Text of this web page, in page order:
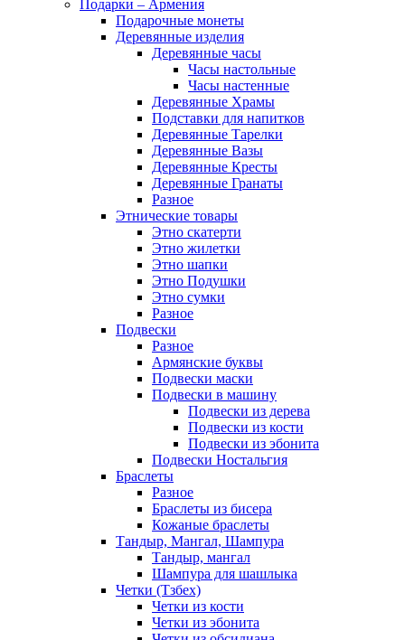
Подарки – Армения
Подарочные монеты
Деревянные изделия
Деревянные часы
Часы настольные
Часы настенные
Деревянные Храмы
Подставки для напитков
Деревянные Тарелки
Деревянные Вазы
Деревянные Кресты
Деревянные Гранаты
Разное
Этнические товары
Этно скатерти
Этно жилетки
Этно шапки
Этно Подушки
Этно сумки
Разное
Подвески
Разное
Армянские буквы
Подвески маски
Подвески в машину
Подвески из дерева
Подвески из кости
Подвески из эбонита
Подвески Ностальгия
Браслеты
Разное
Браслеты из бисера
Кожаные браслеты
Тандыр, Мангал, Шампура
Тандыр, мангал
Шампура для шашлыка
Четки (Тзбех)
Четки из кости
Четки из эбонита